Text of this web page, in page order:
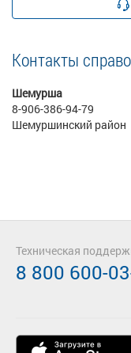
Контакты
Шемурша
8-906-386-94-79
Шемуршинский район
Техническая
8 800 600-